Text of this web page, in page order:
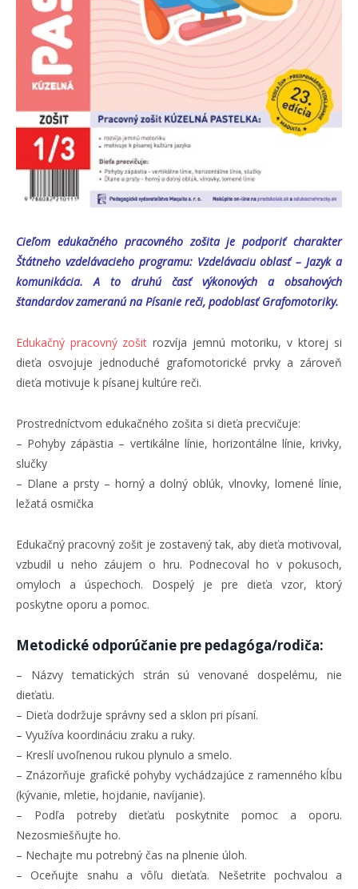
Cieľom edukačného pracovného zošita je podporiť charakter
Štátneho vzdelávacieho programu: Vzdelávaciu oblasť – Jazyk a
komunikácia. A to druhú časť výkonových a obsahových
štandardov zameranú na Písanie reči, podoblasť Grafomotoriky.
Edukačný pracovný zošit rozvíja jemnú motoriku, v ktorej si
dieťa osvojuje jednoduché grafomotorické prvky a zároveň
dieťa motivuje k písanej kultúre reči.
Prostredníctvom edukačného zošita si dieťa precvičuje:
– Pohyby zápästia – vertikálne línie, horizontálne línie, krivky,
slučky
– Dlane a prsty – horný a dolný oblúk, vlnovky, lomené línie,
ležatá osmička
Edukačný pracovný zošit je zostavený tak, aby dieťa motivoval,
vzbudil u neho záujem o hru. Podnecoval ho v pokusoch,
omyloch a úspechoch. Dospelý je pre dieťa vzor, ktorý
poskytne oporu a pomoc.
Metodické odporúčanie pre pedagóga/rodiča:
– Názvy tematických strán sú venované dospelému, nie
dieťaťu.
– Dieťa dodržuje správny sed a sklon pri písaní.
– Využíva koordináciu zraku a ruky.
– Kreslí uvoľnenou rukou plynulo a smelo.
– Znázorňuje grafické pohyby vychádzajúce z ramenného kĺbu
(kývanie, mletie, hojdanie, navíjanie).
– Podľa potreby dieťaťu poskytnite pomoc a oporu.
Nezosmiešňujte ho.
– Nechajte mu potrebný čas na plnenie úloh.
– Oceňujte snahu a vôľu dieťaťa. Nešetrite pochvalou a